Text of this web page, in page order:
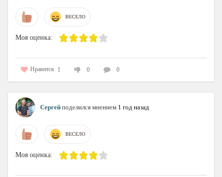
ВЕСЕЛО
Моя оценка:
Нравится 1 0 0
Сергей поделился мнением 1 год назад
ВЕСЕЛО
Моя оценка: